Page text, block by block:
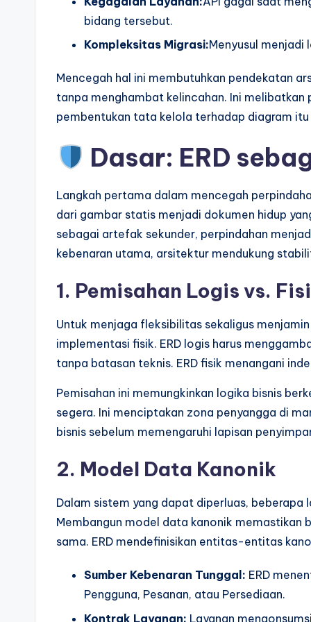
bidang tersebut.
Kompleksitas Migrasi:Menyusul menjadi
Mencegah hal ini membutuhkan pendekatan
tanpa menghambat kelincahan. Ini
pembentukan tata kelola terhadap diagram itu
Dasar: ERD
Langkah pertama dalam mencegah
dari gambar statis menjadi dokumen hidup
sebagai artefak sekunder, perpindahan
kebenaran utama, arsitektur mendukung
1. Pemisahan Logis vs.
Untuk menjaga fleksibilitas sekaligus
implementasi fisik. ERD logis harus
tanpa batasan teknis. ERD fisik menangani
Pemisahan ini memungkinkan logika bisnis
segera. Ini menciptakan zona penyangga di
bisnis sebelum memengaruhi lapisan
2. Model Data Kanonik
Dalam sistem yang dapat diperluas, beberapa
Membangun model data kanonik memastikan
sama. ERD mendefinisikan entitas-entitas
Sumber Kebenaran Tunggal: ERD
Pengguna, Pesanan, atau Persediaan.
Kontrak Layanan: Layanan